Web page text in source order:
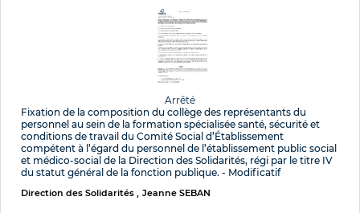
Arrêté
Fixation de la composition du collège des représentants du
personnel au sein de la formation spécialisée santé, sécurité et
conditions de travail du Comité Social d’Établissement
compétent à l’égard du personnel de l’établissement public social
et médico-social de la Direction des Solidarités, régi par le titre IV
du statut général de la fonction publique. - Modificatif
Direction des Solidarités Jeanne SEBAN